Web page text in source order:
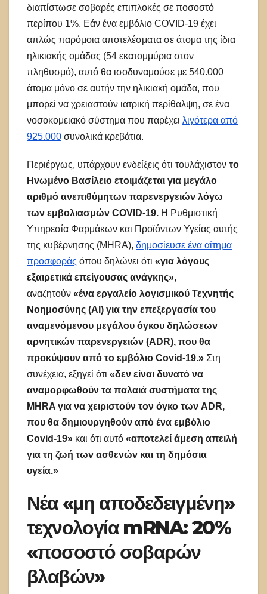
διαπίστωσε σοβαρές επιπλοκές σε ποσοστό
περίπου 1%. Εάν ένα εμβόλιο COVID-19 έχει
απλώς παρόμοια αποτελέσματα σε άτομα της ίδια
ηλικιακής ομάδας (54 εκατομμύρια στον
πληθυσμό), αυτό θα ισοδυναμούσε με 540.000
άτομα μόνο σε αυτήν την ηλικιακή ομάδα, που
μπορεί να χρειαστούν ιατρική περίθαλψη, σε ένα
νοσοκομειακό σύστημα που παρέχει λιγότερα από
925.000 συνολικά κρεβάτια.
Περιέργως, υπάρχουν ενδείξεις ότι τουλάχιστον το
Ηνωμένο Βασίλειο ετοιμάζεται για μεγάλο
αριθμό ανεπιθύμητων παρενεργειών λόγω
των εμβολιασμών COVID-19. Η Ρυθμιστική
Υπηρεσία Φαρμάκων και Προϊόντων Υγείας αυτής
της κυβέρνησης (MHRA), δημοσίευσε ένα αίτημα
προσφοράς όπου δηλώνει ότι «για λόγους
εξαιρετικά επείγουσας ανάγκης»,
αναζητούν «ένα εργαλείο λογισμικού Τεχνητής
Νοημοσύνης (AI) για την επεξεργασία του
αναμενόμενου μεγάλου όγκου δηλώσεων
αρνητικών παρενεργειών (ADR), που θα
προκύψουν από το εμβόλιο Covid-19.» Στη
συνέχεια, εξηγεί ότι «δεν είναι δυνατό να
αναμορφωθούν τα παλαιά συστήματα της
MHRA για να χειριστούν τον όγκο των ADR,
που θα δημιουργηθούν από ένα εμβόλιο
Covid-19» και ότι αυτό «αποτελεί άμεση απειλή
για τη ζωή των ασθενών και τη δημόσια
υγεία.»
Νέα «μη αποδεδειγμένη»
τεχνολογία mRNA: 20%
«ποσοστό σοβαρών
βλαβών»